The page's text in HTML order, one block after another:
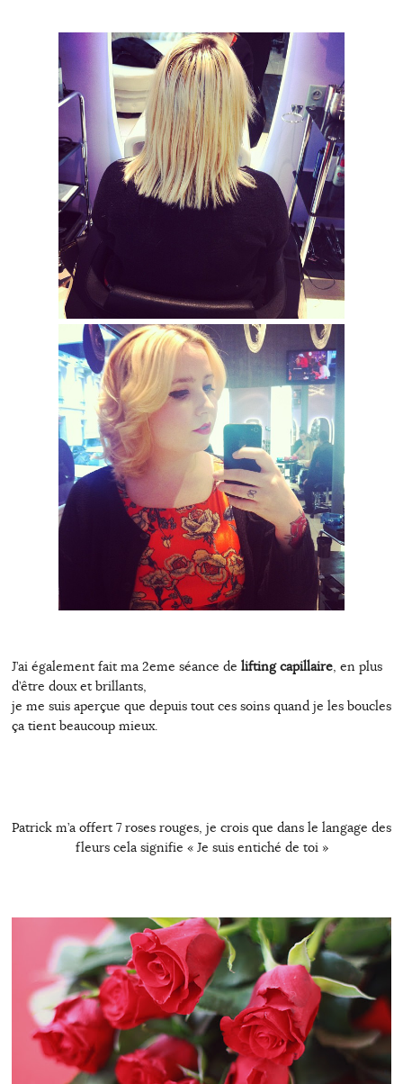
J’ai également fait ma 2eme séance de lifting capillaire, en plus
d’être doux et brillants,
je me suis aperçue que depuis tout ces soins quand je les boucles
ça tient beaucoup mieux.
Patrick m’a offert 7 roses rouges, je crois que dans le langage des
fleurs cela signifie « Je suis entiché de toi »